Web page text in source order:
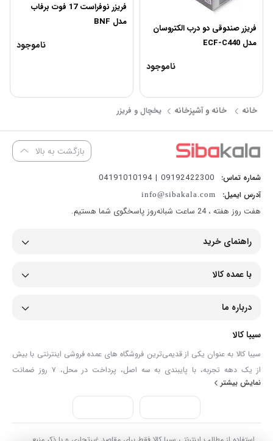
فریزر صندوقی دو درب الکتروسان
مدل ECF-C440
ناموجود
فریزر نوفراست 17 فوت برفاب
مدل BNF
ناموجود
خانه خانه و آشپزخانه یخچال و فریزر
بازگشت به بالا
شماره تماس: 09192422300 | 04191010194
آدرس ایمیل: info@sibakala.com
هفت روز هفته ، 24 ساعت شبانه‌روز پاسخگوی شما هستیم.
راهنمای خرید
با عمده کالا
درباره ما
سیبا کالا
سیبا کالا به عنوان یکی از قدیمی‌ترین فروشگاه های عمده فروشی اینترنتی با بیش
از یک دهه تجربه، با پایبندی به سه اصل، پرداخت در محل، ۷ روز ضمانت
بازگشت کالا و تضمین اصل‌بودن کالا موفق شده تا همگام با فروشگاه‌های معتبر
جهان، به بزرگ‌ترین فروشگاه اینترنتی ایران تبدیل شود. به محض ورود به سایت
سیبا کالا با دنیایی از کالا رو به رو می‌شوید! هر آنچه که نیاز دارید و به ذهن شما
خطور می‌کند در اینجا پیدا خواهید کرد.
نمایش بیشتر